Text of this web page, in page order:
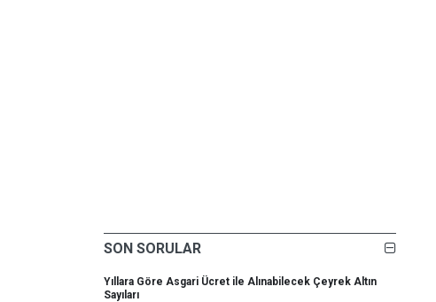
SON SORULAR
Yıllara Göre Asgari Ücret ile Alınabilecek Çeyrek Altın
Sayıları